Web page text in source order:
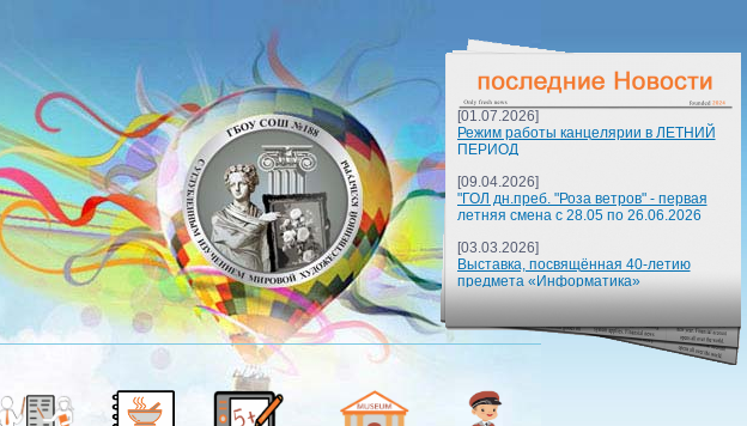
[01.07.2026]
Режим работы канцелярии в ЛЕТНИЙ
ПЕРИОД
[09.04.2026]
"ГОЛ дн.преб. "Роза ветров" - первая
летняя смена с 28.05 по 26.06.2026
[03.03.2026]
Выставка, посвящённая 40-летию
предмета «Информатика»